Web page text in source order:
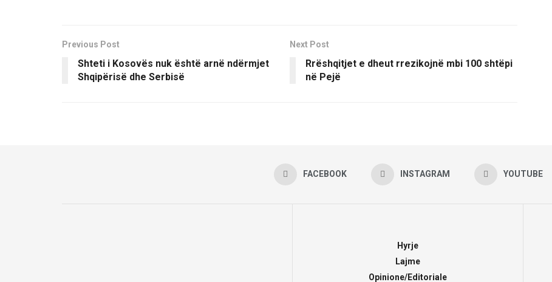
Previous Post
Shteti i Kosovës nuk është arnë ndërmjet
Shqipërisë dhe Serbisë
Next Post
Rrëshqitjet e dheut rrezikojnë mbi 100 shtëpi
në Pejë
FACEBOOK INSTAGRAM YOUTUBE
Hyrje
Lajme
Opinione/Editoriale